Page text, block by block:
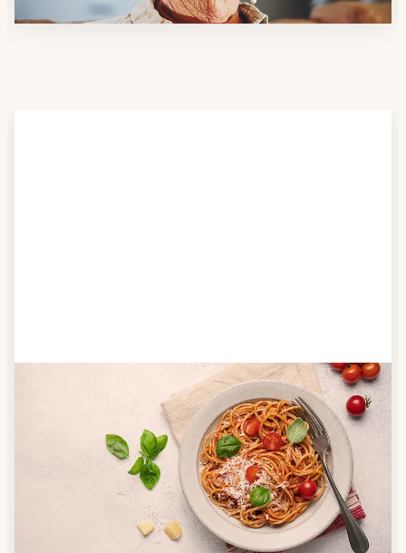
Anbieter finden
Nutzen Sie unsere große Mahlzeiten-Dienst-Suche,
um herauszufinden, welche Anbieter es in Ihrer
Region gibt und welcher am besten zu Ihnen passt.
Verschaffen Sie sich auch einen Überblick über die
Essen auf Rädern-Kosten.